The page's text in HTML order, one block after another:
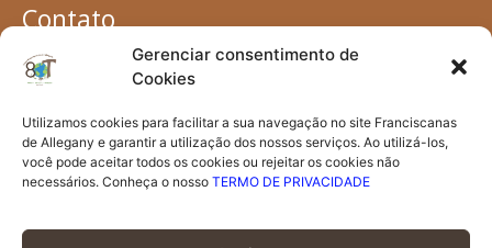
Gerenciar consentimento de
Cookies
Utilizamos cookies para facilitar a sua navegação no site Franciscanas
de Allegany e garantir a utilização dos nossos serviços. Ao utilizá-los,
você pode aceitar todos os cookies ou rejeitar os cookies não
necessários. Conheça o nosso TERMO DE PRIVACIDADE
Contato
contato@irmasfranciscanas.org.br
Irmãs Franciscanas de Allegany - Av. Jamel Cecílio, nº
Anápolis, GO
(62) 3333-3800
Portal de Privacidade